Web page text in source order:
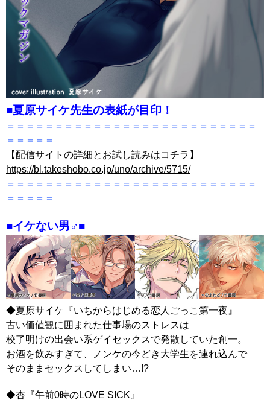
■夏原サイケ先生の表紙が目印！
＝＝＝＝＝＝＝＝＝＝＝＝＝＝＝＝＝＝＝＝＝＝＝＝＝＝
＝＝＝＝＝
【配信サイトの詳細とお試し読みはコチラ】
https://bl.takeshobo.co.jp/uno/archive/5715/
＝＝＝＝＝＝＝＝＝＝＝＝＝＝＝＝＝＝＝＝＝＝＝＝＝＝
＝＝＝＝＝
■イケない男♂■
◆夏原サイケ『いちからはじめる恋人ごっこ第一夜』‬
古い価値観に囲まれた仕事場のストレスは
校了明けの出会い系ゲイセックスで発散していた創一。
お酒を飲みすぎて、ノンケの今どき大学生を連れ込んで
そのままセックスしてしまい…!?
◆杏『午前0時のLOVE SICK』